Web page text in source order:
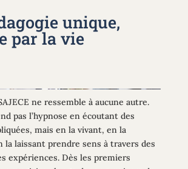
unique,
par la vie
ne ressemble à aucune autre.
pas l’hypnose en écoutant des
mais en la vivant, en la
la laissant prendre sens à travers des
expériences. Dès les premiers